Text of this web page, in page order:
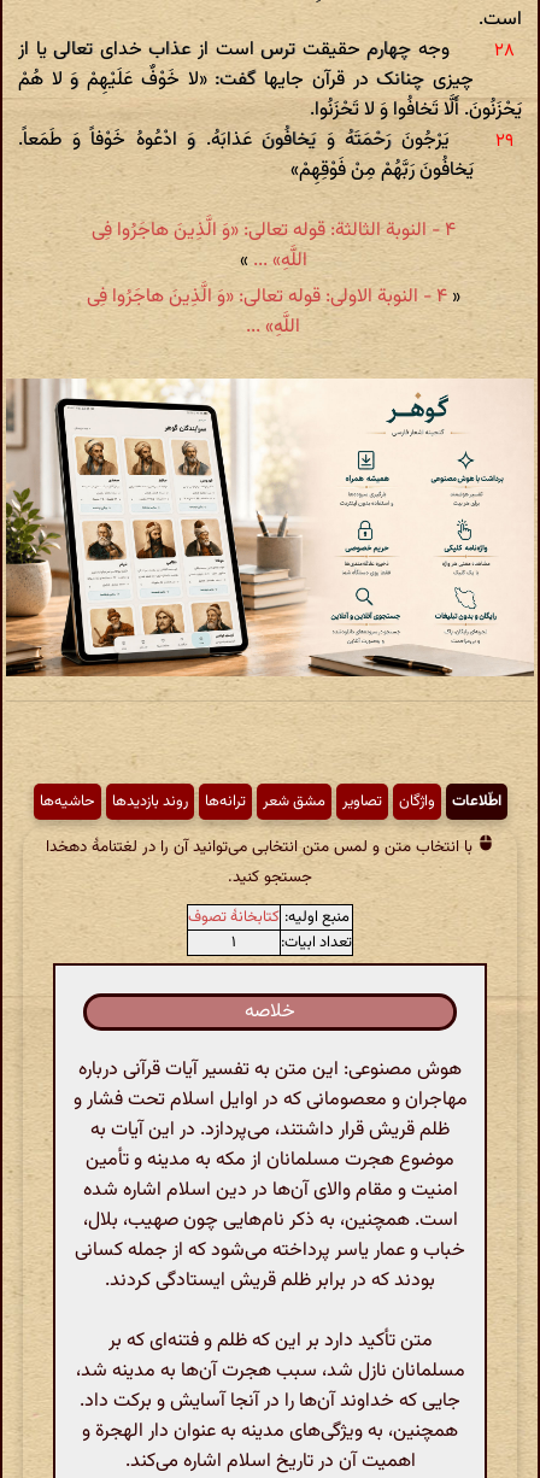
است.
وجه چهارم حقیقت ترس است از عذاب خدای تعالی یا از
چیزی چنانک در قرآن جایها گفت: «لا خَوْفٌ عَلَیْهِمْ وَ لا هُمْ
یَحْزَنُونَ. أَلَّا تَخافُوا وَ لا تَحْزَنُوا.
یَرْجُونَ رَحْمَتَهُ وَ یَخافُونَ عَذابَهُ. وَ ادْعُوهُ خَوْفاً وَ طَمَعاً.
یَخافُونَ رَبَّهُمْ مِنْ فَوْقِهِمْ»
۴ - النوبة الثالثة: قوله تعالی: «وَ الَّذِینَ هاجَرُوا فِی
اللَّهِ» ... »
« ۴ - النوبة الاولى: قوله تعالی: «وَ الَّذِینَ هاجَرُوا فِی
اللَّهِ» ...
اطّلاعات واژگان تصاویر مشق شعر ترانه‌ها روند بازدیدها حاشیه‌ها
با انتخاب متن و لمس متن انتخابی می‌توانید آن را در لغتنامهٔ دهخدا
جستجو کنید.
منبع اولیه: کتابخانهٔ تصوف
تعداد ابیات:
۱
خلاصه
هوش مصنوعی: این متن به تفسیر آیات قرآنی درباره
مهاجران و معصومانی که در اوایل اسلام تحت فشار و
ظلم قریش قرار داشتند، می‌پردازد. در این آیات به
موضوع هجرت مسلمانان از مکه به مدینه و تأمین
امنیت و مقام والای آن‌ها در دین اسلام اشاره شده
است. همچنین، به ذکر نام‌هایی چون صهیب، بلال،
خباب و عمار یاسر پرداخته می‌شود که از جمله کسانی
بودند که در برابر ظلم قریش ایستادگی کردند.
متن تأکید دارد بر این که ظلم و فتنه‌ای که بر
مسلمانان نازل شد، سبب هجرت آن‌ها به مدینه شد،
جایی که خداوند آن‌ها را در آنجا آسایش و برکت داد.
همچنین، به ویژگی‌های مدینه به عنوان دار الهجرة و
اهمیت آن در تاریخ اسلام اشاره می‌کند.